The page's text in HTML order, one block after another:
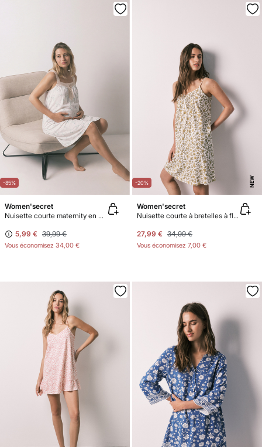
-85%
Women'secret
Nuisette courte maternity en coton à imprimé floral
5,99 € 39,99 €
Vous économisez 34,00 €
-20% NEW
Women'secret
Nuisette courte à bretelles à fleurs verte
27,99 € 34,99 €
Vous économisez 7,00 €